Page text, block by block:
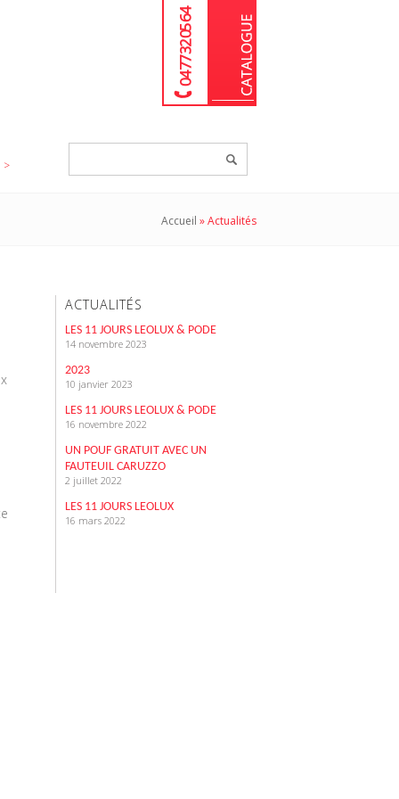
04 77 32 05 64
Accueil »Actualités
ACTUALITÉS
LES 11 JOURS LEOLUX & PODE
14 novembre 2023
2023
10 janvier 2023
LES 11 JOURS LEOLUX & PODE
16 novembre 2022
UN POUF GRATUIT AVEC UN
FAUTEUIL CARUZZO
2 juillet 2022
LES 11 JOURS LEOLUX
16 mars 2022